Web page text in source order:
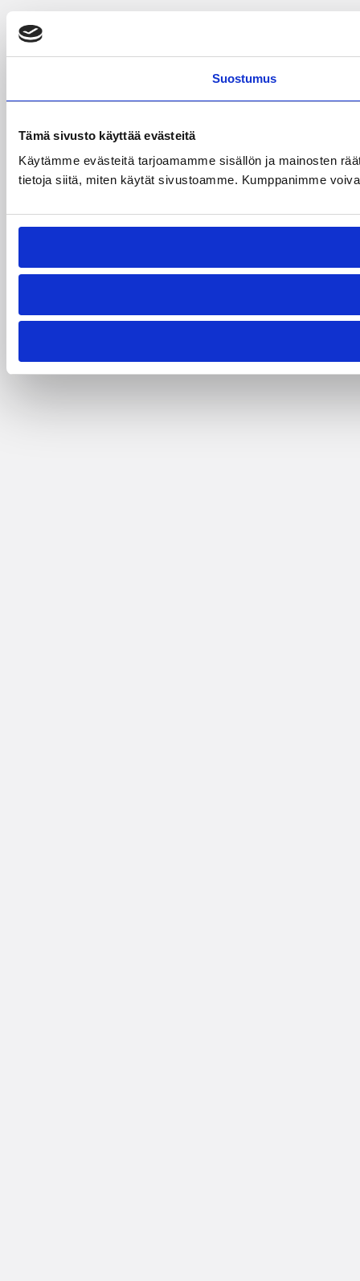
Suostumus
Tämä sivusto käyttää evästeitä
Käytämme evästeitä tarjoamamme sisällön ja mainosten
tietoja siitä, miten käytät sivustoamme. Kumppanimme